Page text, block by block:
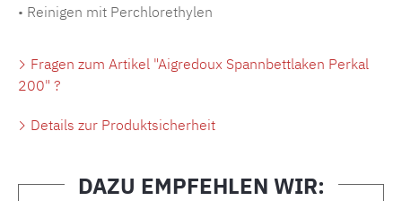
• Reinigen mit Perchlorethylen
Fragen zum Artikel "Aigredoux Spannbettlaken Perkal
200" ?
Details zur Produktsicherheit
DAZU EMPFEHLEN WIR: